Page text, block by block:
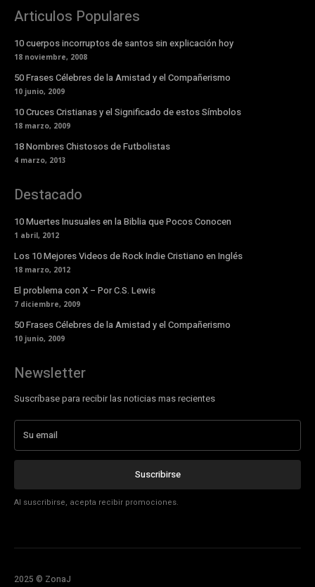
Articulos Populares
10 cuerpos incorruptos de santos sin explicación hoy
18 noviembre, 2008
50 Frases Célebres de la Amistad y el Compañerismo
10 junio, 2009
10 Cruces Cristianas y el Significado de estos Símbolos
18 marzo, 2009
18 Nombres Chistosos de Futbolistas
4 marzo, 2013
Destacado
10 Muertes Inusuales en la Biblia que Pocos Conocen
1 abril, 2012
Los 10 Mejores Videos de Rock Indie Cristiano en Inglés
18 marzo, 2012
El problema con X – Por C.S. Lewis
7 diciembre, 2009
50 Frases Célebres de la Amistad y el Compañerismo
10 junio, 2009
Newsletter
Suscríbase para recibir las noticias mas recientes
Suscribirse
Al suscribirse, acepta recibir promociones.
2025 © ZonaJ